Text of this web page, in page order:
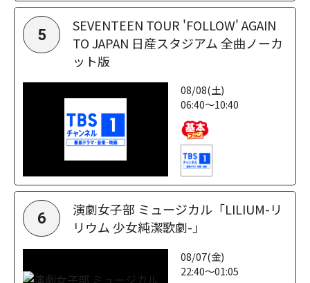
5
SEVENTEEN TOUR 'FOLLOW' AGAIN
TO JAPAN 日産スタジアム 全曲ノーカ
ット版
08/08(土)
06:40～10:40
6
演劇女子部 ミュージカル「LILIUM-リ
リウム 少女純潔歌劇-」
08/07(金)
22:40～01:05